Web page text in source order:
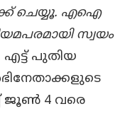
ചെയ്യൂ. എഐ
സ്വയം
എട്ട് പുതിയ
ജൂൺ 4 വരെ